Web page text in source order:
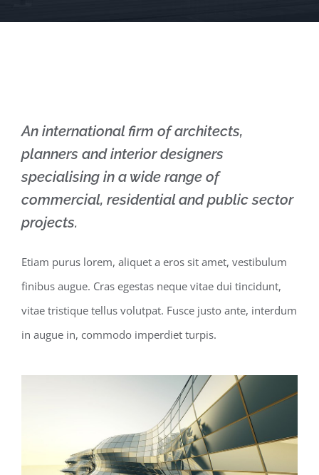
An international firm of architects,
planners and interior designers
specialising in a wide range of
commercial, residential and public sector
projects.
Etiam purus lorem, aliquet a eros sit amet, vestibulum
finibus augue. Cras egestas neque vitae dui tincidunt,
vitae tristique tellus volutpat. Fusce justo ante, interdum
in augue in, commodo imperdiet turpis.